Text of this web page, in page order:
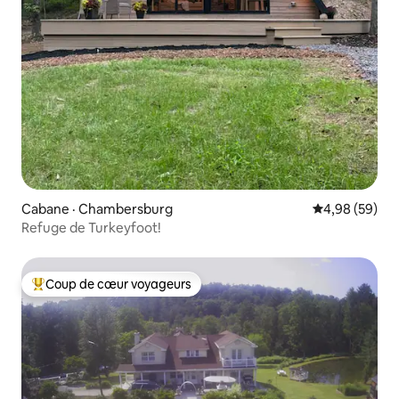
Cabane · Chambersburg Note
4,98 (59)
Refuge de Turkeyfoot!
Coup de cœur voyageurs parmi les plus aimés
Coup de cœur voyageurs